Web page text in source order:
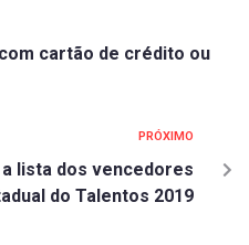
cartão de crédito ou
PRÓXIMO
lista dos vencedores
do Talentos 2019